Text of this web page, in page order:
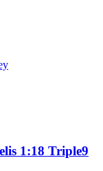
1:18 Triple9